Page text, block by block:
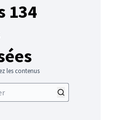
134
les contenus